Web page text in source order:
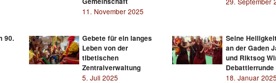
11. November 2025
90.
Gebete für ein langes
Leben von der
tibetischen
Zentralverwaltung
5. Juli 2025
Seine
an der Gaden
und Riktsog
18. Januar 2025